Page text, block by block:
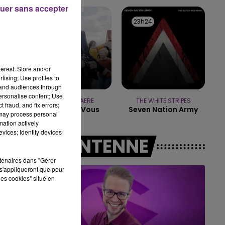
10h00 - 14h00
LE TICKET DE CAISSE
PIERRE DE MAERE
Je Pense A Vous
23h24
23h24
THE WHITE STRIPES
Seven Nation Army
A L'ANTENNE
Store and/or
Use profiles to
audiences through
content; Use
fraud, and fix errors;
process personal
actively
Identify devices
dans "Gérer
que pour
cookies" situé en
sans accepter